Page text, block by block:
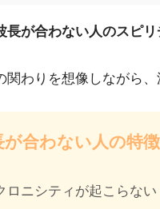
長が合わない人のスピ
関わりを想像しながら
が合わない人の特徴
ロニシティが起こらない